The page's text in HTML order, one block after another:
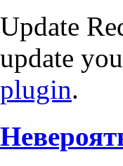
Update
update
plugin.